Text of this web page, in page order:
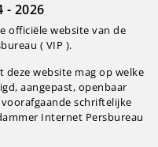
- 2026
officiële website van de
( VIP ).
website mag op welke
aangepast, openbaar
schriftelijke
Internet Persbureau